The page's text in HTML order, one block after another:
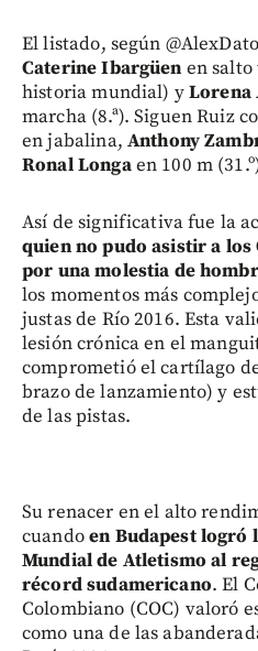
El listado, según
Caterine Ibargüen en
historia mundial) yLorena
marcha (8.ª). Siguen Ruiz
en jabalina, Anthony
Ronal Longaen 100 m
Así de significativa fue la
quien no pudo asistir a los
por una molestia de
los momentos más
justas de Río 2016. Esta
lesión crónica en el
comprometió el cartílago
brazo de lanzamiento) y
de las pistas.
Su renacer en el alto
cuandoen Budapest logró
Mundial de Atletismo al
récord sudamericano. El
Colombiano (COC) valoró
como una de las